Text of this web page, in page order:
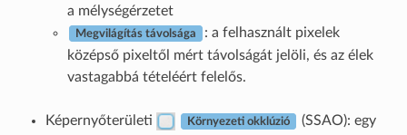
a mélységérzetet
Megvilágítás távolsága
: a felhasznált pixelek
középső pixeltől mért távolságát jelöli, és az élek
vastagabbá tételéért felelős.
Képernyőterületi Környezeti okklúzió
(SSAO): egy